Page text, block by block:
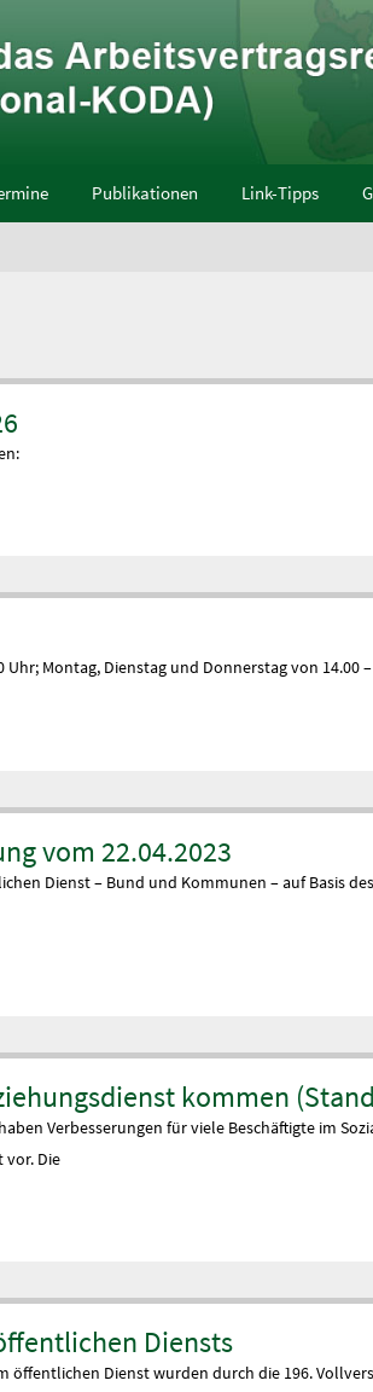
Publikationen Link-Tipps
Montag, Dienstag und Donnerstag von 14.00
vom 22.04.2023
Dienst – Bund und Kommunen – auf Basis
kommen
Verbesserungen für viele Beschäftigte im
vor. Die
Diensts
Dienst wurden durch die 196.